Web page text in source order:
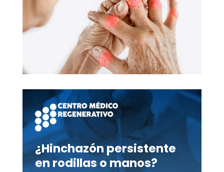
¿Hinchazón persistente
en rodillas o manos?